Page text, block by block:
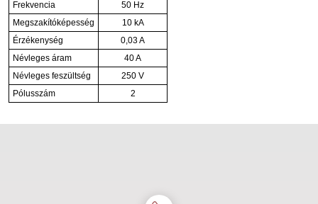
Frekvencia
50 Hz
Megszakítóképesség
10 kA
Érzékenység
0,03 A
Névleges áram
40 A
Névleges feszültség
250 V
Pólusszám
2